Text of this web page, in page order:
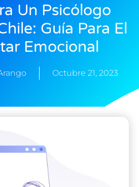
Un Psicólogo
Guía Para El
Emocional
Octubre 21, 2023